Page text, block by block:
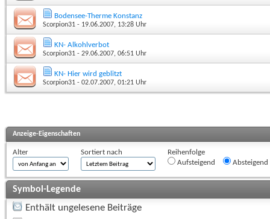
Bodensee-Therme Konstanz
Scorpion31 - 19.06.2007, 13:28 Uhr
KN- Alkohlverbot
Scorpion31 - 29.06.2007, 06:51 Uhr
KN- Hier wird geblitzt
Scorpion31 - 02.07.2007, 01:21 Uhr
Anzeige-Eigenschaften
Alter Sortiert nach
Reihenfolge
Aufsteigend
Absteigend
Symbol-Legende
Enthält ungelesene Beiträge